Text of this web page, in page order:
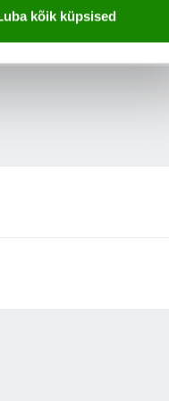
kõik küpsised